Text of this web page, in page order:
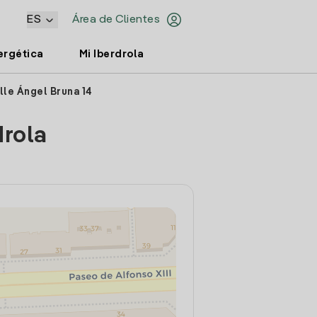
Área de Clientes
ES
Mi Iberdrola
Ángel Bruna 14